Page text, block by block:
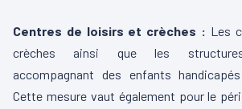
Centres de loisirs et crèches : Les
crèches ainsi que les structures
accompagnant des enfants
Cette mesure vaut également pour le